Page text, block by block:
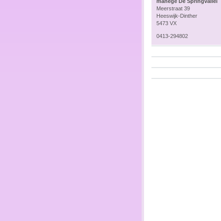
Meerstraat 39
Heeswijk-Dinther
5473 VX
0413-294802